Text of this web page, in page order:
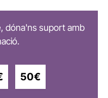
dóna'ns suport amb
50€